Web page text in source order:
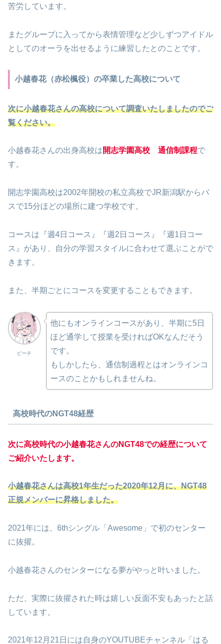
苦労しています。
またグループに入ってから表情管理など少しずつアイドル
としてのオーラを出せるように練習したとのことです。
小越春花（赤松楓役）の卒業した高校について
次に小越春花さんの高校について調査いたしましたのでご
覧ください。
小越春花さんの出身高校は開志学園高校 通信制課程で
す。
開志学園高校は2002年開校の私立高校でJR新潟駅からバ
スで15分ほどの場所に建つ学校です。
コースは『週4日コース』『週2日コース』『週1日コー
ス』があり、自分の学習スタイルに合わせて選ぶことがで
きます。
また、半期ごとにコースを変更することもできます。
ピーチ
他にもオンラインコースがあり、半期に5日
ほど通学して授業を受ければOKなんだそう
です。
もしかしたら、通信制過程とはオンラインコ
ースのことかもしれませんね。
高校時代のNGT48経歴
次に高校時代の小越春花さんのNGT48での経歴について
ご紹介いたします。
小越春花さんは高校1年生だった2020年12月に、NGT48
正規メンバーに昇格しました。
2021年には、6thシングル「Awesome」で初のセンター
に抜擢。
小越春花さんのセンターになる夢がやっと叶いました。
ただ、実際に抜擢された時は嬉しい反面不安もあったと話
しています。
2021年12月21日には自身のYOUTUBEチャンネル「はる